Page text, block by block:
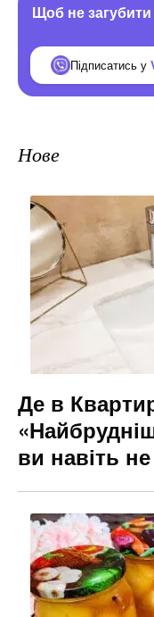
Щоб не
Підписатись у
Нове
Де в
ви навіть